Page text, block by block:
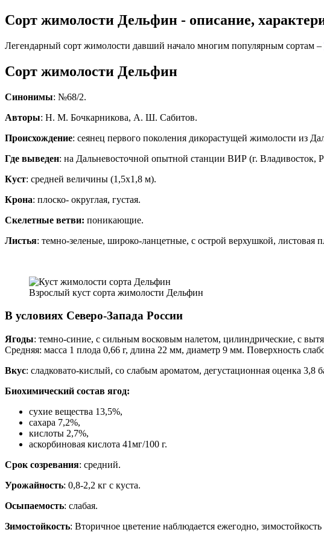
Сорт жимолости Дельфин - описание,
Легендарный сорт жимолости давший начало многим популярным сортам –
Сорт жимолости Дельфин
Синонимы: №68/2.
Авторы: Н. М. Бочкарникова, А. Ш. Сабитов.
Происхождение: сеянец первого поколения дикорастущей жимолости из
Где выведен: на Дальневосточной опытной станции ВИР (г. Владивосток,
Куст: средней величины (1,5х1,8 м).
Крона: плоско- округлая, густая.
Скелетные ветви: поникающие.
Листья: темно-зеленые, широко-ланцетные, с острой верхушкой, листовая
Взрослый куст сорта жимолости Дельфин
В условиях Северо-Запада России
Ягоды: темно-синие, с сильным восковым налетом, цилиндрические, с
Средняя: масса 1 плода 0,66 г, длина 22 мм, диаметр 9 мм. Поверхность
Вкус: сладковато-кислый, со слабым ароматом, дегустационная оценка 3,8
Биохимический состав ягод:
сухие вещества 13,5%,
сахара 7,2%,
кислоты 2,7%,
аскорбиновая кислота 41мг/100 г.
Срок созревания: средний.
Урожайность: 0,8-2,2 кг с куста.
Осыпаемость: слабая.
Зимостойкость: Вторичное цветение наблюдается ежегодно, зимостойкость